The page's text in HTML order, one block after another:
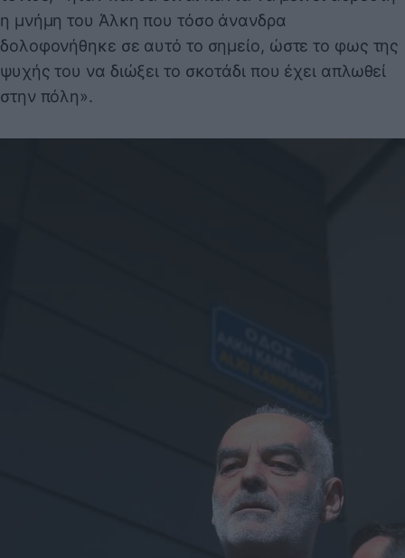
η μνήμη του Άλκη που τόσο άνανδρα
δολοφονήθηκε σε αυτό το σημείο, ώστε το φως της
ψυχής του να διώξει το σκοτάδι που έχει απλωθεί
στην πόλη».